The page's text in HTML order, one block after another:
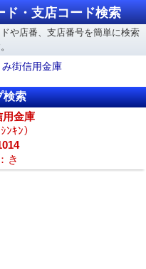
ド・支店コード検索
や店番、支店番号を簡単に検索
街信用金庫
検索
用金庫
ﾝｷﾝ）
き